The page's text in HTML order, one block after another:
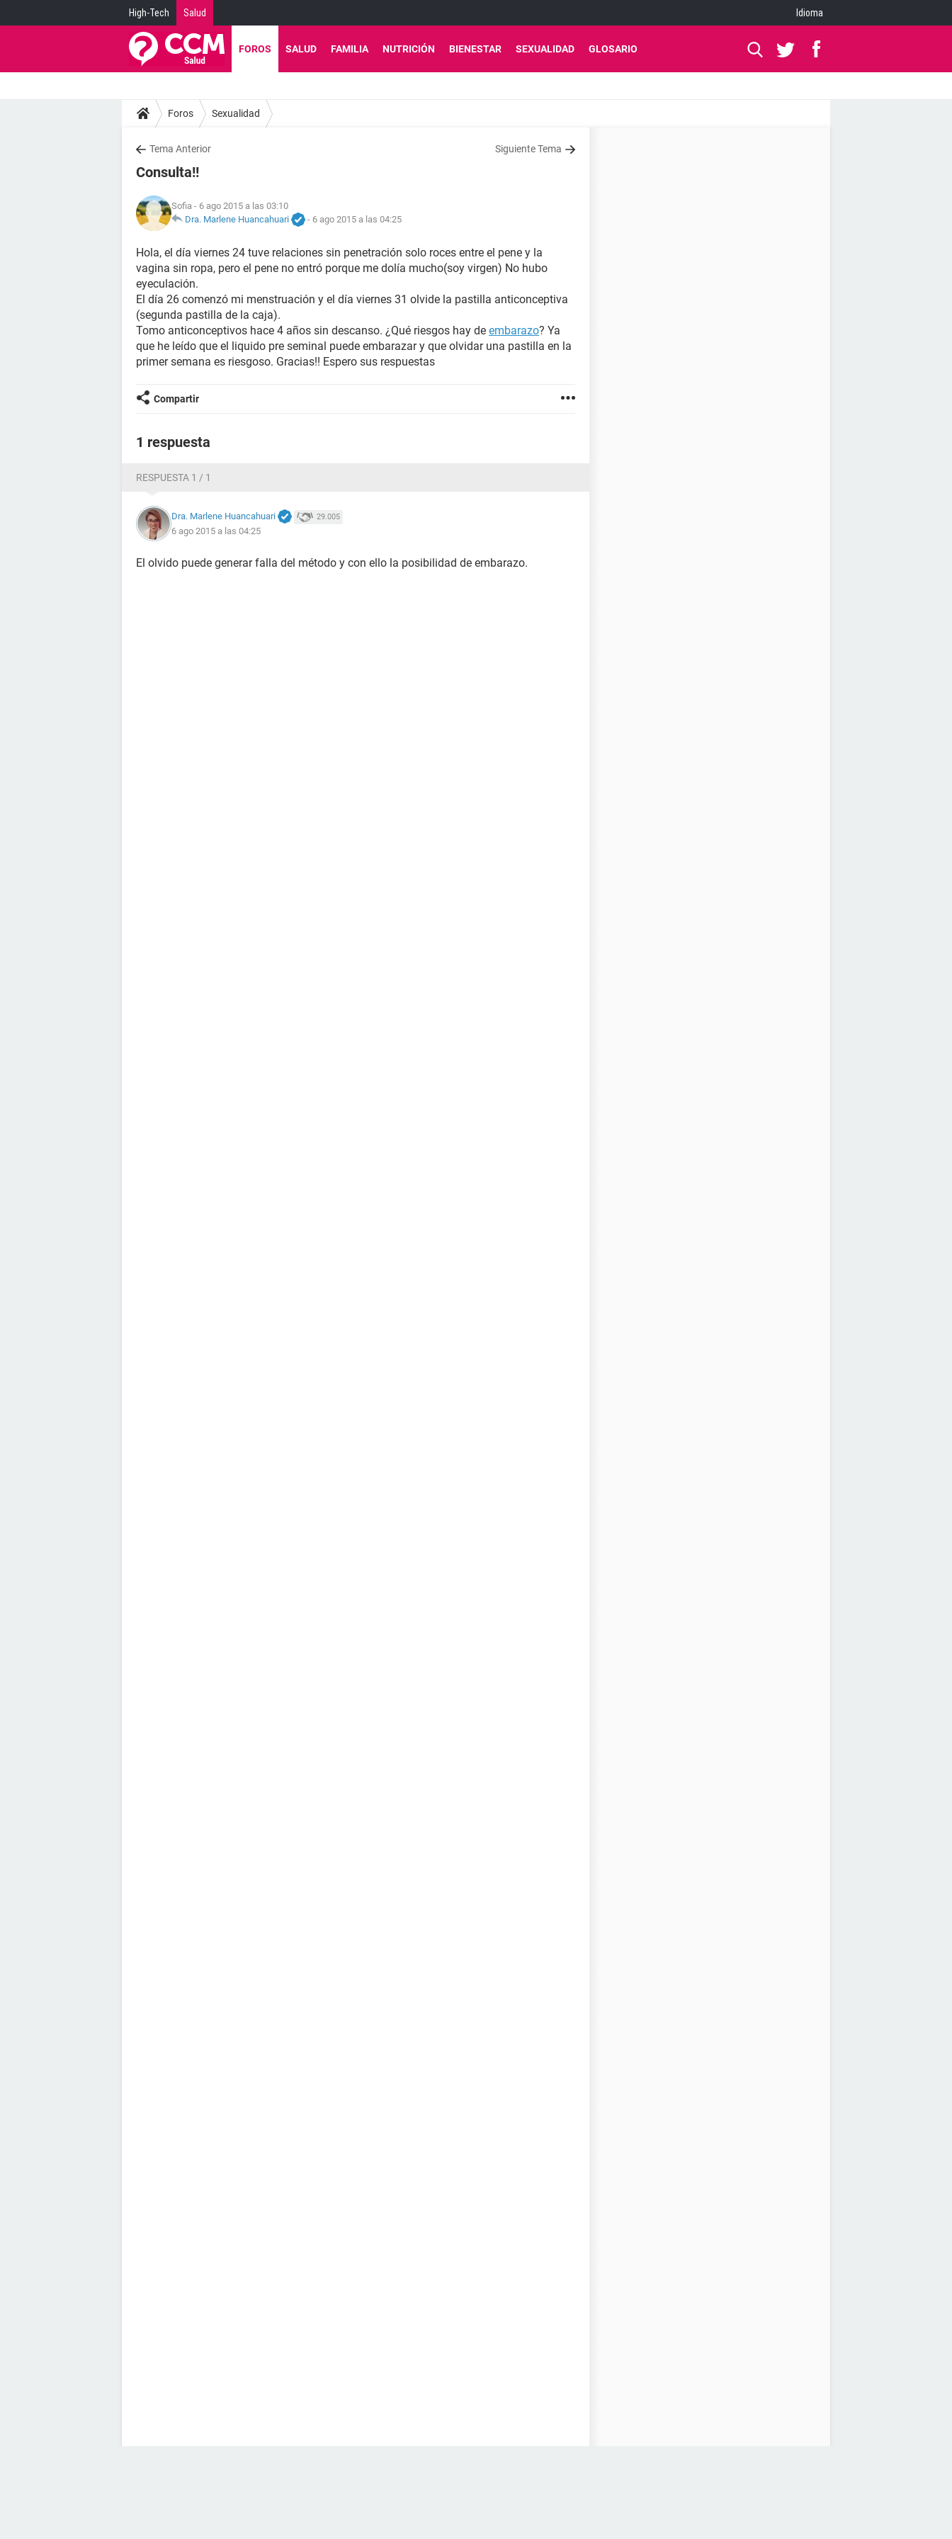
High-Tech Salud Idioma
FOROS SALUD FAMILIA NUTRICIÓN BIENESTAR SEXUALIDAD GLOSARIO
Foros Sexualidad
Tema Anterior Siguiente Tema
Consulta!!
Sofia - 6 ago 2015 a las 03:10
Dra. Marlene Huancahuari
- 6 ago 2015 a las 04:25
Hola, el día viernes 24 tuve relaciones sin penetración solo roces entre el pene y la
vagina sin ropa, pero el pene no entró porque me dolía mucho(soy virgen) No hubo
eyeculación.
El día 26 comenzó mi menstruación y el día viernes 31 olvide la pastilla anticonceptiva
(segunda pastilla de la caja).
Tomo anticonceptivos hace 4 años sin descanso. ¿Qué riesgos hay de embarazo? Ya
que he leído que el liquido pre seminal puede embarazar y que olvidar una pastilla en la
primer semana es riesgoso. Gracias!! Espero sus respuestas
Compartir
1 respuesta
RESPUESTA 1 / 1
Dra. Marlene Huancahuari 29.005
6 ago 2015 a las 04:25
El olvido puede generar falla del método y con ello la posibilidad de embarazo.